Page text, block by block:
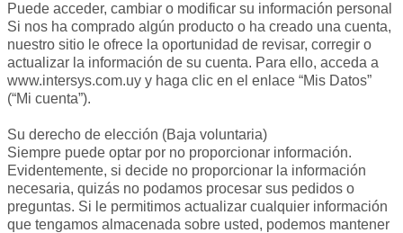
Puede acceder, cambiar o modificar su información personal
Si nos ha comprado algún producto o ha creado una cuenta,
nuestro sitio le ofrece la oportunidad de revisar, corregir o
actualizar la información de su cuenta. Para ello, acceda a
www.intersys.com.uy y haga clic en el enlace “Mis Datos”
(“Mi cuenta”).
Su derecho de elección (Baja voluntaria)
Siempre puede optar por no proporcionar información.
Evidentemente, si decide no proporcionar la información
necesaria, quizás no podamos procesar sus pedidos o
preguntas. Si le permitimos actualizar cualquier información
que tengamos almacenada sobre usted, podemos mantener